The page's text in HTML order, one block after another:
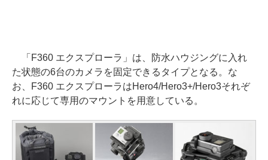
「F360 エクスプローラ」は、防水ハウジングに入れ
た状態の6台のカメラを固定できるタイプとなる。な
お、F360 エクスプローラはHero4/Hero3+/Hero3それぞ
れに応じて専用のマウントを用意している。